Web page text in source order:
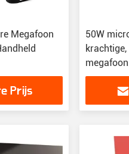
Megafoon
Prijs
50W